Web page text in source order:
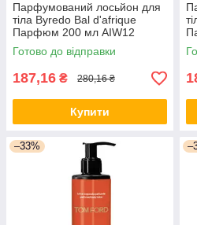
Парфумований лосьйон для
тіла Byredo Bal d'afrique
Парфюм 200 мл AIW12
Готово до відправки
187,16 ₴ 280,16 ₴
Купити
–33%